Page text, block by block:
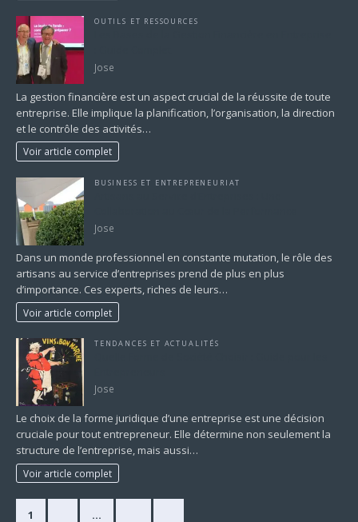
OUTILS ET RESSOURCES
Jose
La gestion financière est un aspect crucial de la réussite de toute
entreprise. Elle implique la planification, l’organisation, la direction
et le contrôle des activités…
Voir article complet
BUSINESS ET ENTREPRENEURIAT
Jose
Dans un monde professionnel en constante mutation, le rôle des
artisans au service d’entreprises prend de plus en plus
d’importance. Ces experts, riches de leurs…
Voir article complet
TENDANCES ET ACTUALITÉS
Jose
Le choix de la forme juridique d’une entreprise est une décision
cruciale pour tout entrepreneur. Elle détermine non seulement la
structure de l’entreprise, mais aussi…
Voir article complet
1 …